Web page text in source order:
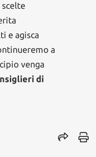
e agisca
a
venga
di